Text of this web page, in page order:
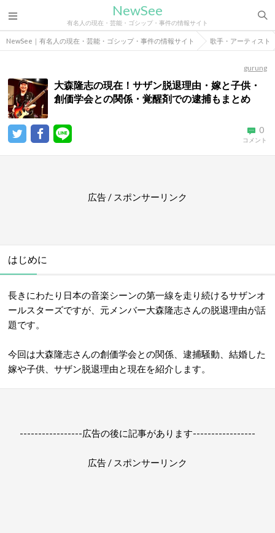
NewSee
有名人の現在・芸能・ゴシップ・事件の情報サイト
NewSee｜有名人の現在・芸能・ゴシップ・事件の情報サイト 歌手・アーティスト
gurung
大森隆志の現在！サザン脱退理由・嫁と子供・
創価学会との関係・覚醒剤での逮捕もまとめ
0
コメント
広告 / スポンサーリンク
はじめに
長きにわたり日本の音楽シーンの第一線を走り続けるサザンオ
ールスターズですが、元メンバー大森隆志さんの脱退理由が話
題です。
今回は大森隆志さんの創価学会との関係、逮捕騒動、結婚した
嫁や子供、サザン脱退理由と現在を紹介します。
-----------------広告の後に記事があります-----------------
広告 / スポンサーリンク